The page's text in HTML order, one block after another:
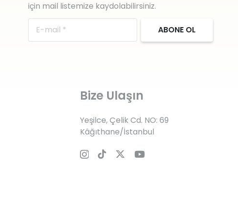
için mail listemize kaydolabilirsiniz.
ABONE OL
Bize Ulaşın
Yeşilce, Çelik Cd. NO: 69
Kâğıthane/İstanbul